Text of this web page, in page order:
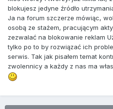
blokujesz jedyne źródło
Ja na forum szczerze mówiąc,
osobą ze stażem, pracującym
zezwalać na blokowanie reklam
tylko po to by rozwiązać ich
serwis. Tak jak pisałem temat
zwolennicy a każdy z nas ma